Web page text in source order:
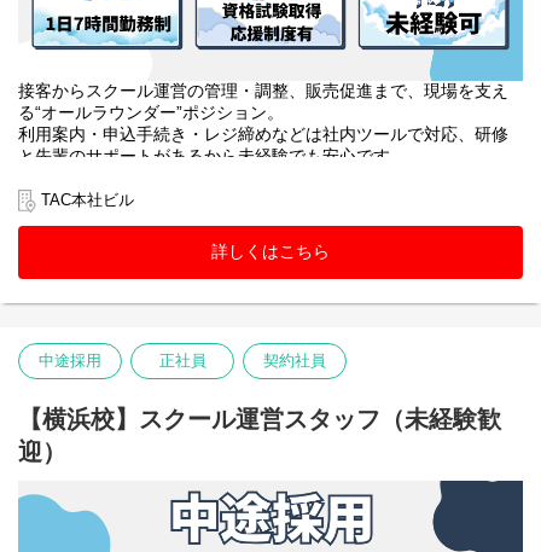
接客からスクール運営の管理・調整、販売促進まで、現場を支え
る“オールラウンダー”ポジション。
利用案内・申込手続き・レジ締めなどは社内ツールで対応、研修
と先輩のサポートがあるから未経験でも安心です。
に加え、SNS運用や大学への提案、受講相談まで幅広く挑戦でき
TAC本社ビル
詳しくはこちら
中途採用 正社員 契約社員
【横浜校】スクール運営スタッフ（未経験歓
迎）